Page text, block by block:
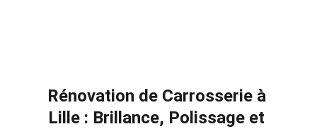
Rénovation de Carrosserie à
Lille : Brillance, Polissage et